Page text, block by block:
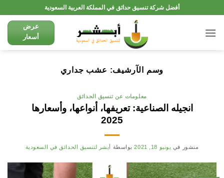
أفضل شركة تنسيق حدائق في المملكة العربية السعودية
عرض
أسعار
وسم الآرشيف: عشب جداري
معلومات عن تنسيق الحدائق
انجيله الصناعية: تعريفها، أنواعها، وأسعارها
2025
منشور في يونيو 18, 2021 بواسطة أبشر لتنسيق الحدائق في السعودية